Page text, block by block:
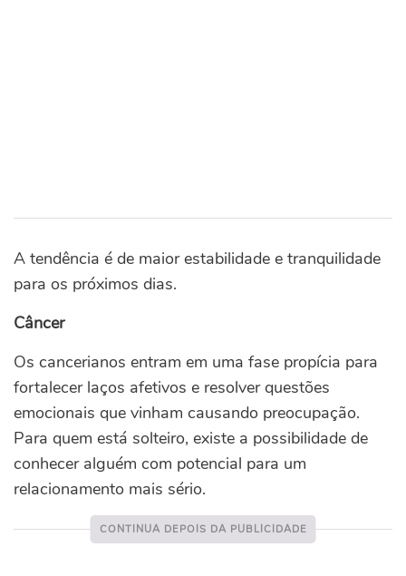
A tendência é de maior estabilidade e tranquilidade
para os próximos dias.
Câncer
Os cancerianos entram em uma fase propícia para
fortalecer laços afetivos e resolver questões
emocionais que vinham causando preocupação.
Para quem está solteiro, existe a possibilidade de
conhecer alguém com potencial para um
relacionamento mais sério.